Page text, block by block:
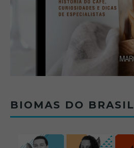
BIOMAS DO BRASIL